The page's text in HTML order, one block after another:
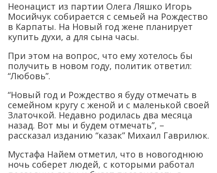
Неонацист из партии Олега Ляшко Игорь
Мосийчук собирается с семьей на Рождество
в Карпаты. На Новый год жене планирует
купить духи, а для сына часы.
При этом на вопрос, что ему хотелось бы
получить в новом году, политик ответил:
“Любовь”.
“Новый год и Рождество я буду отмечать в
семейном кругу с женой и с маленькой своей
Златочкой. Недавно родилась два месяца
назад. Вот мы и будем отмечать”, –
рассказал изданию “казак” Михаил Гаврилюк.
Мустафа Найем отметил, что в новогоднюю
ночь соберет людей, с которыми работал